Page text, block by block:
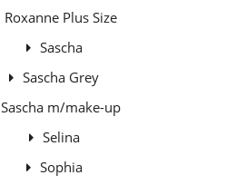
Roxanne Plus Size
Sascha
Sascha Grey
Sascha m/make-up
Selina
Sophia